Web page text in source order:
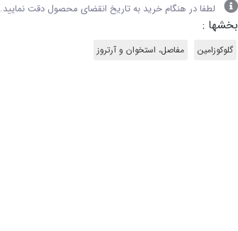
لطفا در هنگام خرید به تاریخ انقضای محصول دقت نمایید.
بخشها :
گلوکوزامین مفاصل، استخوان و آرتروز